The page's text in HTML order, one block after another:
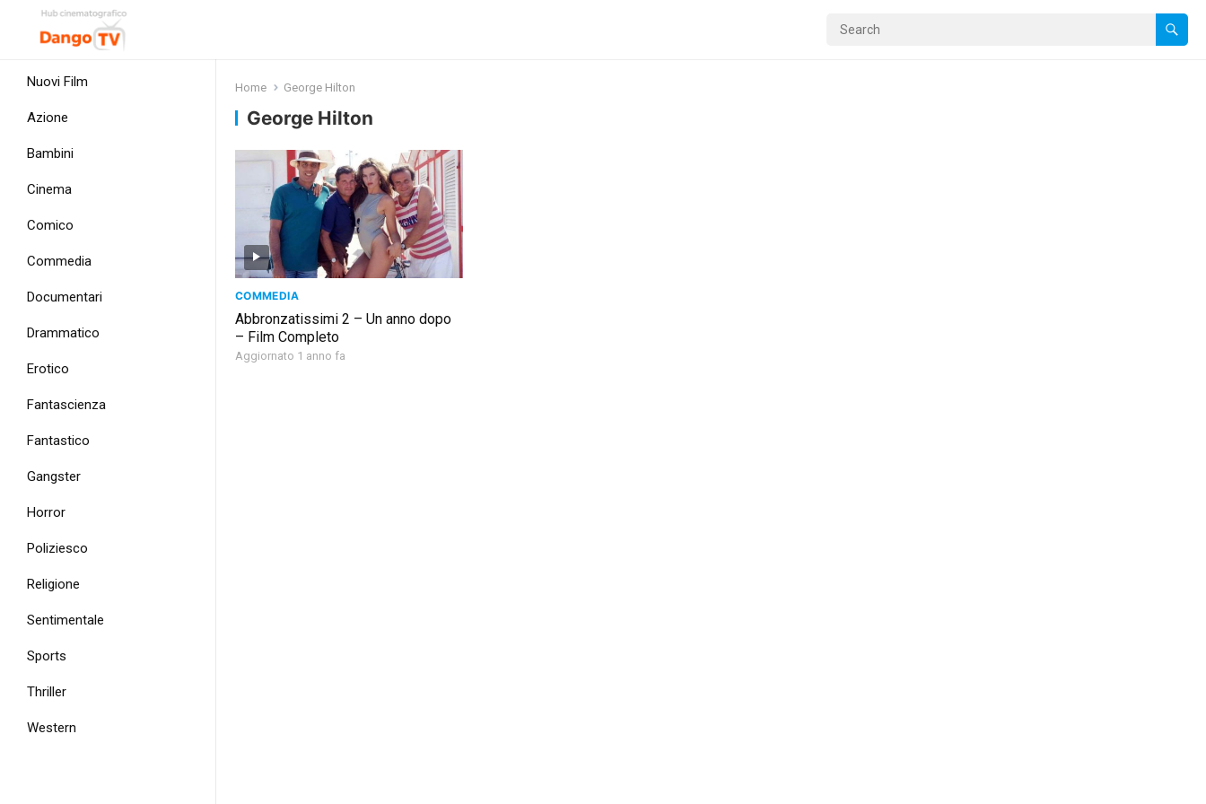
Nuovi Film
Azione
Bambini
Cinema
Comico
Commedia
Documentari
Drammatico
Erotico
Fantascienza
Fantastico
Gangster
Horror
Poliziesco
Religione
Sentimentale
Sports
Thriller
Western
Home George Hilton
George Hilton
COMMEDIA
Abbronzatissimi 2 – Un anno dopo
– Film Completo
Aggiornato 1 anno fa